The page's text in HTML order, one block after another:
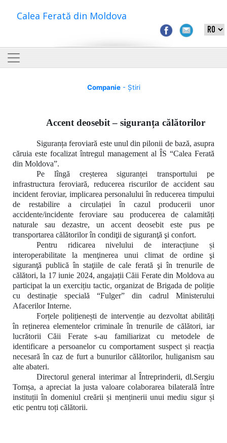
Calea Ferată din Moldova
Companie- Știri
Accent deosebit – siguranța călătorilor
Siguranța feroviară este unul din pilonii de bază, asupra
căruia este focalizat întregul management al ÎS “Calea Ferată
din Moldova”.
Pe lîngă creșterea siguranței transportului pe
infrastructura feroviară, reducerea riscurilor de accident sau
incident feroviar, implicarea personalului în reducerea timpului
de restabilire a circulației în cazul producerii unor
accidente/incidente feroviare sau producerea de calamități
naturale sau dezastre, un accent deosebit este pus pe
transportarea călătorilor în condiţii de siguranţă şi confort.
Pentru ridicarea nivelului de interacțiune și
interoperabilitate la menţinerea unui climat de ordine şi
siguranţă publică în staţiile de cale ferată şi în trenurile de
călători, la 17 iunie 2024, angajații Căii Ferate din Moldova au
participat la un exercițiu tactic, organizat de Brigada de poliție
cu destinație specială “Fulger” din cadrul Ministerului
Afacerilor Interne.
Forțele polițienești de intervenție audezvoltat abilități
în reținerea elementelor criminale în trenurile de călători, iar
lucrătorii Căii Ferate s-au familiarizat cu metodele de
identificare a persoanelor cu comportament suspect și reacția
necesară în caz de furt a bunurilor călătorilor, huliganism sau
alte abateri.
Directorul general interimar al Întreprinderii, dl.Sergiu
Tomșa, a apreciat la justa valoare colaborarea bilaterală între
instituții în domeniul creării și menținerii unui mediu sigur și
etic pentru toți călătorii.